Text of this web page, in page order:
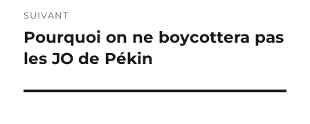
SUIVANT
Publication
suivante :
Pourquoi on ne boycottera pas
les JO de Pékin